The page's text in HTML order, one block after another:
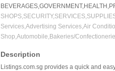
Services,Advertising Services,Air
Shop,Automobile,Bakeries/
Description
Listings.com.sg provides a quick and